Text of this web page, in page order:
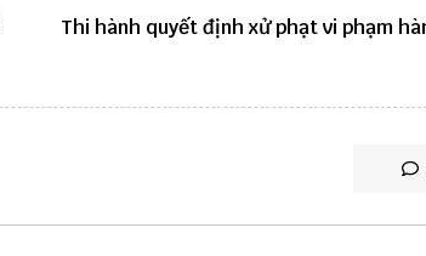
Thi hành quyết định xử phạt vi phạm